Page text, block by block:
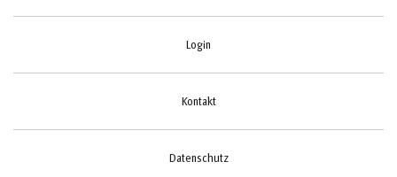
Login
Kontakt
Datenschutz